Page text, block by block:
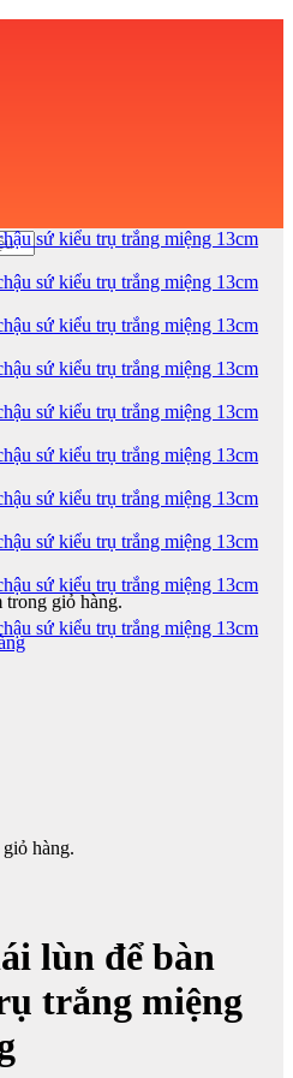
trong giỏ hàng.
hàng.
lùn để bàn
trắng miệng